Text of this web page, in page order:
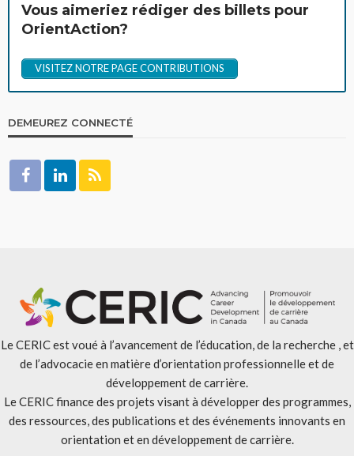
Vous aimeriez rédiger des billets pour
OrientAction?
VISITEZ NOTRE PAGE CONTRIBUTIONS
DEMEUREZ CONNECTÉ
Le CERIC est voué à l’avancement de l’éducation, de la recherche , et
de l’advocacie en matière d’orientation professionnelle et de
développement de carrière.
Le CERIC finance des projets visant à développer des programmes,
des ressources, des publications et des événements innovants en
orientation et en développement de carrière.